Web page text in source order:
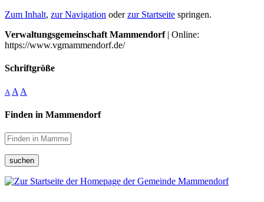
Zum Inhalt, zur Navigation oderzur Startseite springen.
Verwaltungsgemeinschaft Mammendorf| Online:
https://www.vgmammendorf.de/
Schriftgröße
A A A
Finden in Mammendorf
suchen